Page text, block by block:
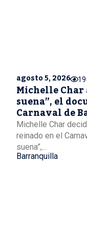
agosto 5, 2026
Michelle Char
suena”, el
Carnaval de
Michelle Char
reinado en el
suena”,...
Barranquilla